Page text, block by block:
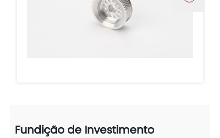
Fundição de Investimento